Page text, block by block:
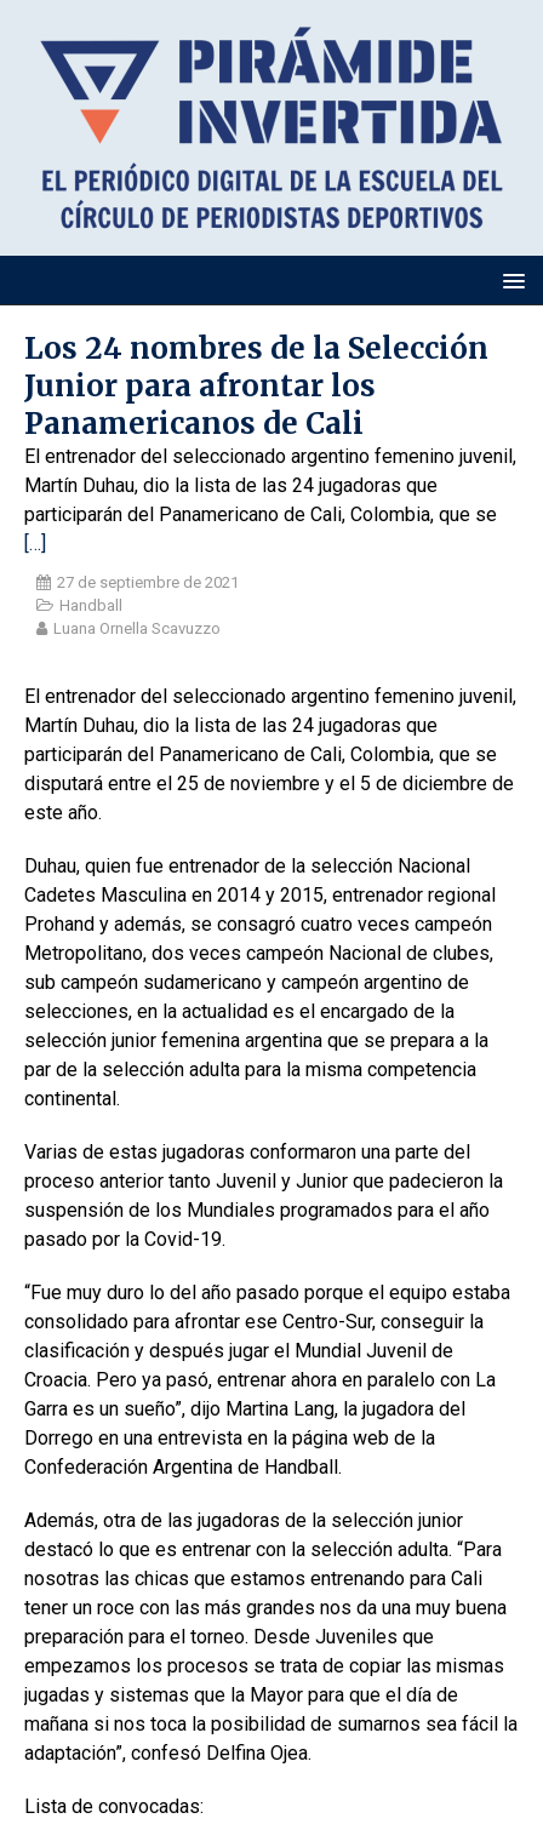
Los 24 nombres de la Selección
Junior para afrontar los
Panamericanos de Cali
El entrenador del seleccionado argentino femenino juvenil,
Martín Duhau, dio la lista de las 24 jugadoras que
participarán del Panamericano de Cali, Colombia, que se
[…]
27 de septiembre de 2021
Handball
Luana Ornella Scavuzzo
El entrenador del seleccionado argentino femenino juvenil,
Martín Duhau, dio la lista de las 24 jugadoras que
participarán del Panamericano de Cali, Colombia, que se
disputará entre el 25 de noviembre y el 5 de diciembre de
este año.
Duhau, quien fue entrenador de la selección Nacional
Cadetes Masculina en 2014 y 2015, entrenador regional
Prohand y además, se consagró cuatro veces campeón
Metropolitano, dos veces campeón Nacional de clubes,
sub campeón sudamericano y campeón argentino de
selecciones, en la actualidad es el encargado de la
selección junior femenina argentina que se prepara a la
par de la selección adulta para la misma competencia
continental.
Varias de estas jugadoras conformaron una parte del
proceso anterior tanto Juvenil y Junior que padecieron la
suspensión de los Mundiales programados para el año
pasado por la Covid-19.
“Fue muy duro lo del año pasado porque el equipo estaba
consolidado para afrontar ese Centro-Sur, conseguir la
clasificación y después jugar el Mundial Juvenil de
Croacia. Pero ya pasó, entrenar ahora en paralelo con La
Garra es un sueño”, dijo Martina Lang, la jugadora del
Dorrego en una entrevista en la página web de la
Confederación Argentina de Handball.
Además, otra de las jugadoras de la selección junior
destacó lo que es entrenar con la selección adulta. “Para
nosotras las chicas que estamos entrenando para Cali
tener un roce con las más grandes nos da una muy buena
preparación para el torneo. Desde Juveniles que
empezamos los procesos se trata de copiar las mismas
jugadas y sistemas que la Mayor para que el día de
mañana si nos toca la posibilidad de sumarnos sea fácil la
adaptación”, confesó Delfina Ojea.
Lista de convocadas: